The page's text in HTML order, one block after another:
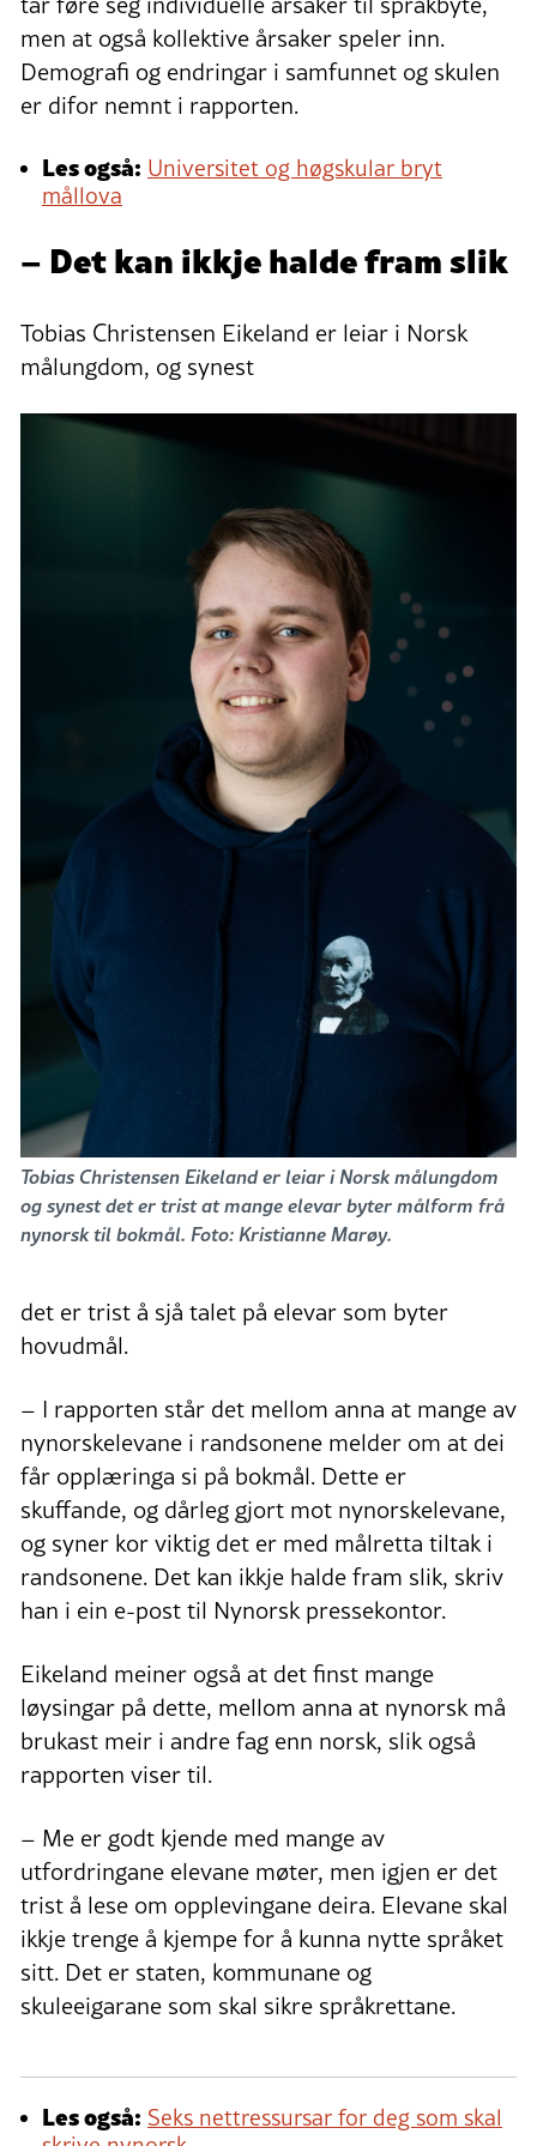
men at også kollektive årsaker speler inn.
Demografi og endringar i samfunnet og skulen
er difor nemnt i rapporten.
Les også: Universitet og høgskular bryt
mållova
– Det kan ikkje halde fram slik
Tobias Christensen Eikeland er leiar i Norsk
målungdom, og synest
Tobias Christensen Eikeland er leiar i Norsk målungdom
og synest det er trist at mange elevar byter målform frå
nynorsk til bokmål. Foto: Kristianne Marøy.
det er trist å sjå talet på elevar som byter
hovudmål.
– I rapporten står det mellom anna at mange av
nynorskelevane i randsonene melder om at dei
får opplæringa si på bokmål. Dette er
skuffande, og dårleg gjort mot nynorskelevane,
og syner kor viktig det er med målretta tiltak i
randsonene. Det kan ikkje halde fram slik, skriv
han i ein e-post til Nynorsk pressekontor.
Eikeland meiner også at det finst mange
løysingar på dette, mellom anna at nynorsk må
brukast meir i andre fag enn norsk, slik også
rapporten viser til.
– Me er godt kjende med mange av
utfordringane elevane møter, men igjen er det
trist å lese om opplevingane deira. Elevane skal
ikkje trenge å kjempe for å kunna nytte språket
sitt. Det er staten, kommunane og
skuleeigarane som skal sikre språkrettane.
Les også: Seks nettressursar for deg som skal